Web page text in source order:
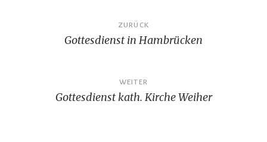
Beitragsnavigation
ZURÜCK
Gottesdienst in Hambrücken
WEITER
Gottesdienst kath. Kirche Weiher